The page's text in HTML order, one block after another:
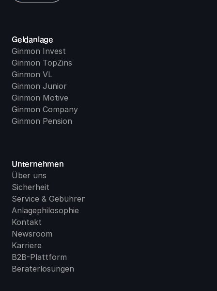
Geldanlage
Ginmon Invest
Ginmon TopZins
Ginmon VL
Ginmon Junior
Ginmon Motive
Ginmon Company
Ginmon Pension
Unternehmen
Über uns
Sicherheit
Service & Gebühren
Anlagephilosophie
Kontakt
Newsroom
Karriere
B2B-Plattform
Beraterlösungen